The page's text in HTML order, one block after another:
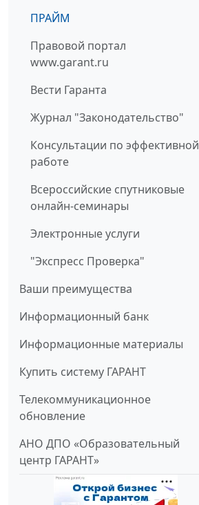
ПРАЙМ
Правовой портал
www.garant.ru
Вести Гаранта
Журнал "Законодательство"
Консультации по эффективной
работе
Всероссийские спутниковые
онлайн-семинары
Электронные услуги
"Экспресс Проверка"
Ваши преимущества
Информационный банк
Информационные материалы
Купить систему ГАРАНТ
Телекоммуникационное
обновление
АНО ДПО «Образовательный
центр ГАРАНТ»